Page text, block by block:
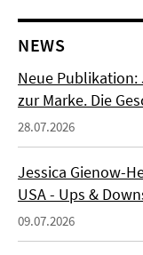
NEWS
Neue Publikation:
zur Marke. Die
28.07.2026
Jessica Gienow-
USA - Ups &
09.07.2026